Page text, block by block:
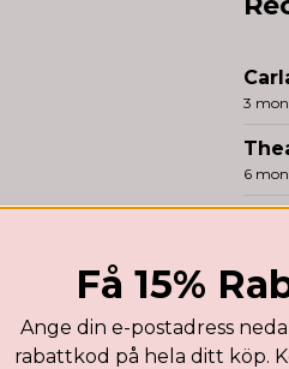
3
6
1
Få 15%
Ange din e-postadress
rabattkod på hela ditt köp.